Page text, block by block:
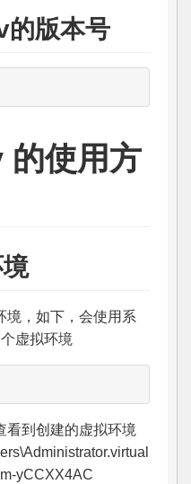
版本号
使用方
境，如下，会使用系
虚拟环境
看到创建的虚拟环境
yCCXX4AC